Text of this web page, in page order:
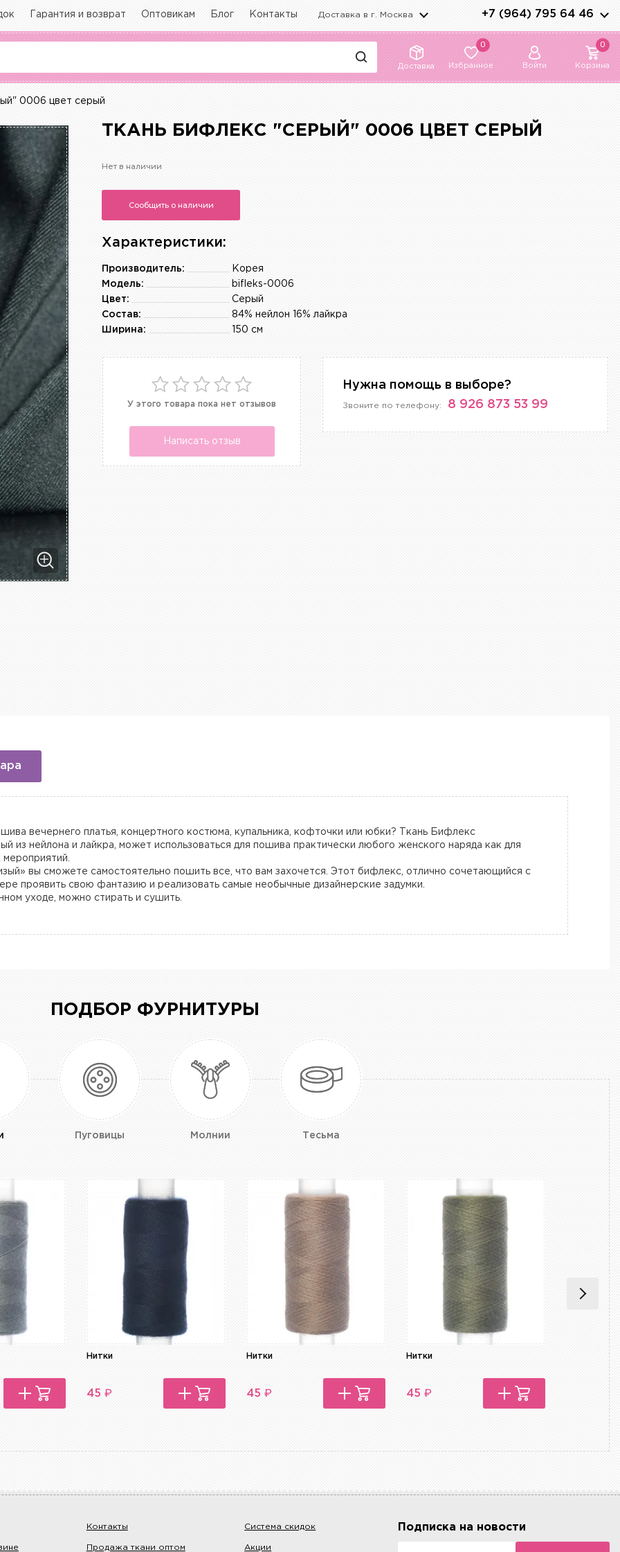
Гарантия и возврат Оптовикам Блог Контакты Доставка в г. Москва +7 (964) 795 64 46
Доставка
0
Избранное Войти
0
Корзина
0006 цвет серый
ТКАНЬ БИФЛЕКС "СЕРЫЙ" 0006 ЦВЕТ СЕРЫЙ
Нет в наличии
Сообщить о наличии
Характеристики:
Корея
Производитель:
bifleks-0006
Модель:
Серый
Цвет:
84% нейлон 16% лайкра
Состав:
150 см
Ширина:
У этого товара пока нет отзывов
Написать отзыв
Нужна помощь в выборе?
Звоните по телефону: 8 926 873 53 99
вечернего платья, концертного костюма, купальника, кофточки или юбки? Ткань Бифлекс
из нейлона и лайкра, может использоваться для пошива практически любого женского наряда как для
вы сможете самостоятельно пошить все, что вам захочется. Этот бифлекс, отлично сочетающийся с
проявить свою фантазию и реализовать самые необычные дизайнерские задумки.
уходе, можно стирать и сушить.
ПОДБОР ФУРНИТУРЫ
Пуговицы Молнии Тесьма
Нитки
45 ₽
Нитки
45 ₽
Нитки
45 ₽
Контакты
Продажа ткани оптом
Система скидок
Акции
Подписка на новости